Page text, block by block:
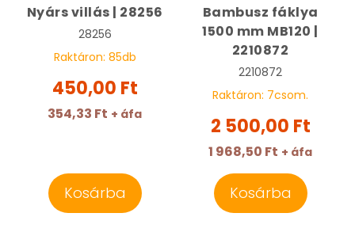
Nyárs villás | 28256
28256
Raktáron: 85db
450,00 Ft
354,33 Ft + áfa
Kosárba
Bambusz fáklya
1500 mm MB120 |
2210872
2210872
Raktáron: 7csom.
2 500,00 Ft
1 968,50 Ft + áfa
Kosárba